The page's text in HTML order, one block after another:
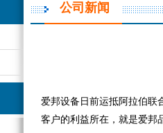
公司新闻
爱邦设备日前运抵阿拉伯联
客户的利益所在，就是爱邦